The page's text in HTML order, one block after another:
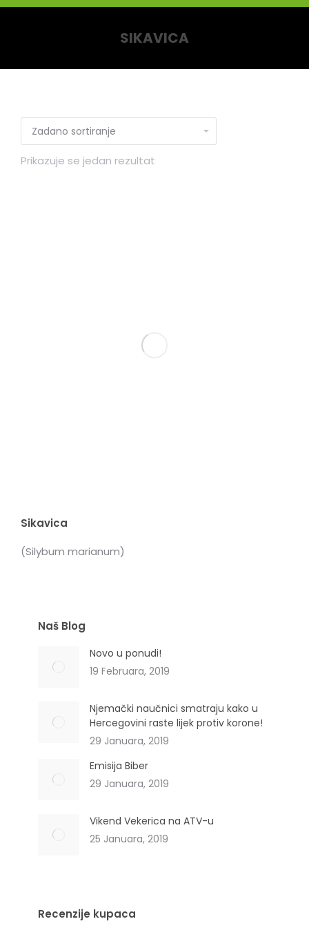
SIKAVICA
Prikazuje se jedan rezultat
Sikavica
(Silybum marianum)
Naš Blog
Novo u ponudi!
19 Februara, 2019
Njemački naučnici smatraju kako u
Hercegovini raste lijek protiv korone!
29 Januara, 2019
Emisija Biber
29 Januara, 2019
Vikend Vekerica na ATV-u
25 Januara, 2019
Recenzije kupaca